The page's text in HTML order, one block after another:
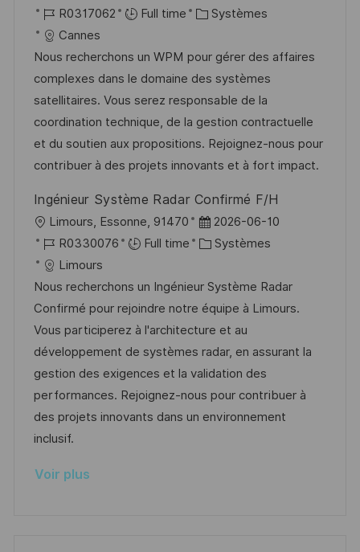
s
t
o
c
a
l
i
s
a
t
o
n
a
e
d
’
a
f
f
c
h
a
e
R
é
f
é
r
e
n
c
d
u
p
o
s
t
e
R0317062 Full time
C
t
é
g
o
r
i
Systèmes
Cannes
Nous recherchons un WPM pour gérer des affaires
complexes dans le domaine des systèmes
satellitaires. Vous serez responsable de la
coordination technique, de la gestion contractuelle
et du soutien aux propositions. Rejoignez-nous pour
contribuer à des projets innovants et à fort impact.
Ingénieur Système Radar Confirmé F/H
o
c
a
l
i
s
a
t
i
o
Limours, Essonne, 91470
D
a
e
d
’
a
f
f
i
2026-06-10
R
é
f
é
r
e
n
c
e
d
p
R0330076 Full time
C
t
é
g
o
r
i
e
Systèmes
Limours
Nous recherchons un Ingénieur Système Radar
Confirmé pour rejoindre notre équipe à Limours.
Vous participerez à l'architecture et au
développement de systèmes radar, en assurant la
gestion des exigences et la validation des
performances. Rejoignez-nous pour contribuer à
des projets innovants dans un environnement
inclusif.
Voir plus